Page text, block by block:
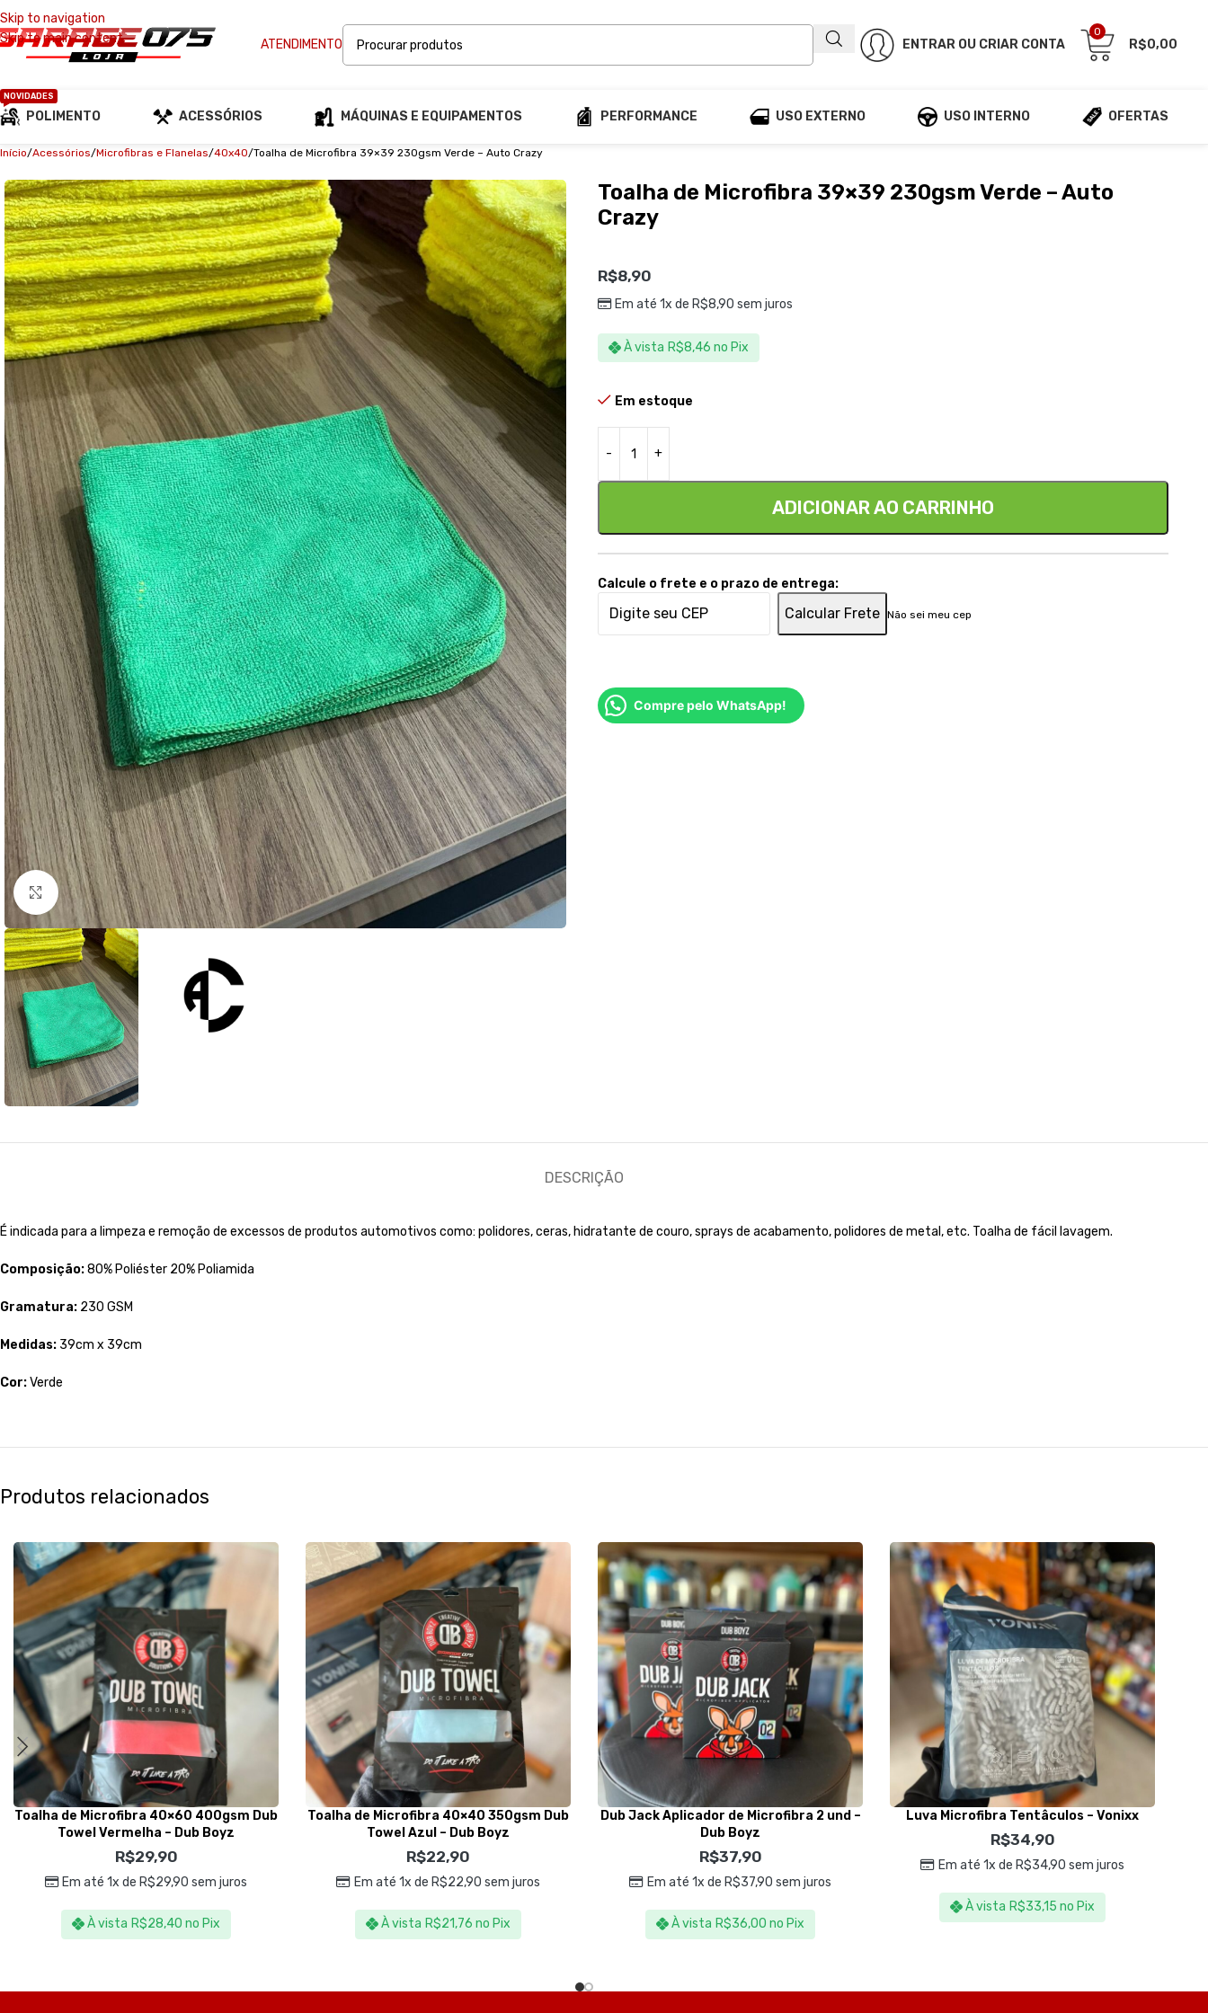
Skip to navigation
Skip to main content
ATENDIMENTO ENTRAR OU CRIAR CONTA
0
R$0,00
POLIMENTO
NOVIDADES
ACESSÓRIOS MÁQUINAS E EQUIPAMENTOS PERFORMANCE USO EXTERNO USO INTERNO OFERTAS
Início Acessórios Microfibras e Flanelas 40x40 Toalha de Microfibra 39×39 230gsm Verde – Auto Crazy
Clique para ampliar
Toalha de Microfibra 39×39 230gsm Verde – Auto
Crazy
R$8,90
Em até 1x de R$8,90 sem juros
À vista R$8,46 no Pix
Em estoque
ADICIONAR AO CARRINHO
Calcule o frete e o prazo de entrega:
Calcular Frete Não sei meu cep
Compre pelo WhatsApp!
DESCRIÇÃO
É indicada para a limpeza e remoção de excessos de produtos automotivos como: polidores, ceras, hidratante de couro, sprays de acabamento, polidores de metal, etc. Toalha de fácil lavagem.
Composição:80% Poliéster 20% Poliamida
Gramatura: 230 GSM
Medidas: 39cm x 39cm
Cor:Verde
Produtos relacionados
Toalha de Microfibra 40×60 400gsm Dub
Towel Vermelha – Dub Boyz
R$29,90
Em até 1x de R$29,90 sem juros
À vista R$28,40 no Pix
Toalha de Microfibra 40×40 350gsm Dub
Towel Azul – Dub Boyz
R$22,90
Em até 1x de R$22,90 sem juros
À vista R$21,76 no Pix
Dub Jack Aplicador de Microfibra 2 und –
Dub Boyz
R$37,90
Em até 1x de R$37,90 sem juros
À vista R$36,00 no Pix
Luva Microfibra Tentâculos – Vonixx
R$34,90
Em até 1x de R$34,90 sem juros
À vista R$33,15 no Pix